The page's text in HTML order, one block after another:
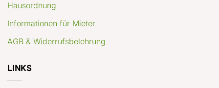
Hausordnung
Informationen für Mieter
AGB & Widerrufsbelehrung
LINKS